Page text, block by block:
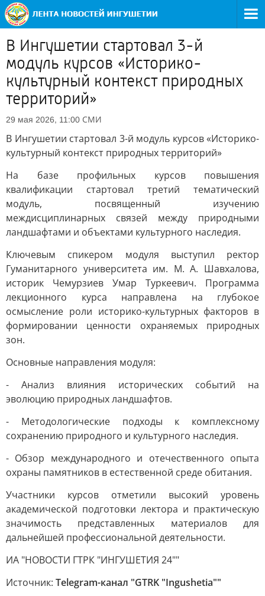
В Ингушетии стартовал 3-й
модуль курсов «Историко-
культурный контекст природных
территорий»
29 мая 2026, 11:00 СМИ
В Ингушетии стартовал 3-й модуль курсов «Историко-
культурный контекст природных территорий»
На базе профильных курсов повышения
квалификации стартовал третий тематический
модуль, посвященный изучению
междисциплинарных связей между природными
ландшафтами и объектами культурного наследия.
Ключевым спикером модуля выступил ректор
Гуманитарного университета им. М. А. Шавхалова,
историк Чемурзиев Умар Туркеевич. Программа
лекционного курса направлена на глубокое
осмысление роли историко-культурных факторов в
формировании ценности охраняемых природных
зон.
Основные направления модуля:
- Анализ влияния исторических событий на
эволюцию природных ландшафтов.
- Методологические подходы к комплексному
сохранению природного и культурного наследия.
- Обзор международного и отечественного опыта
охраны памятников в естественной среде обитания.
Участники курсов отметили высокий уровень
академической подготовки лектора и практическую
значимость представленных материалов для
дальнейшей профессиональной деятельности.
ИА "НОВОСТИ ГТРК "ИНГУШЕТИЯ 24""
Источник: Telegram-канал "GTRK "Ingushetia""